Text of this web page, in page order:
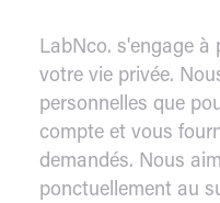
LabNco. s'engage à
votre vie privée.
personnelles que
compte et vous
demandés. Nous
ponctuellement au